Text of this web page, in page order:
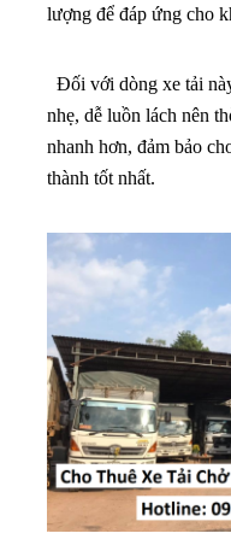
lượng để đáp ứng cho
Đối với dòng xe tải
nhẹ, dễ luồn lách nên
nhanh hơn, đảm bảo
thành tốt nhất.